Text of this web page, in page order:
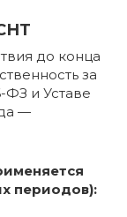
до конца
за
и Уставе
—
периодов):